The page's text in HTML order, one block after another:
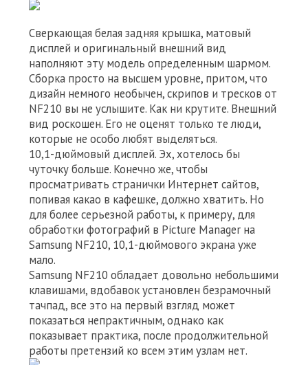
Сверкающая белая задняя крышка, матовый
дисплей и оригинальный внешний вид
наполняют эту модель определенным шармом.
Сборка просто на высшем уровне, притом, что
дизайн немного необычен, скрипов и тресков от
NF210 вы не услышите. Как ни крутите. Внешний
вид роскошен. Его не оценят только те люди,
которые не особо любят выделяться.
10,1-дюймовый дисплей. Эх, хотелось бы
чуточку больше. Конечно же, чтобы
просматривать странички Интернет сайтов,
попивая какао в кафешке, должно хватить. Но
для более серьезной работы, к примеру, для
обработки фотографий в Picture Manager на
Samsung NF210, 10,1-дюймового экрана уже
мало.
Samsung NF210 обладает довольно небольшими
клавишами, вдобавок установлен безрамочный
тачпад, все это на первый взгляд может
показаться непрактичным, однако как
показывает практика, после продолжительной
работы претензий ко всем этим узлам нет.